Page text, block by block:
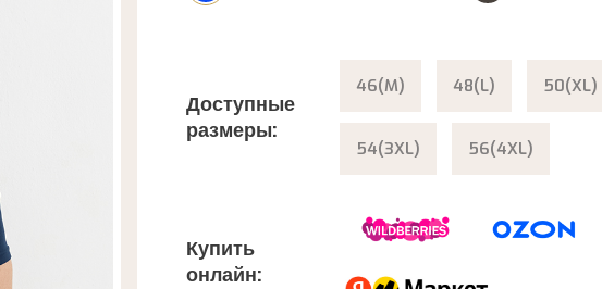
Доступные
размеры:
46(M) 48(L) 50(XL)
54(3XL) 56(4XL)
Купить
онлайн: